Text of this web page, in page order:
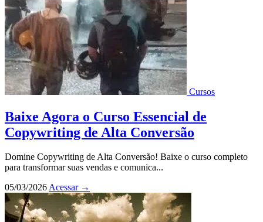
Cursos
Baixe Agora o Curso Essencial de
Copywriting de Alta Conversão
Domine Copywriting de Alta Conversão! Baixe o curso completo
para transformar suas vendas e comunica...
05/03/2026Acessar →